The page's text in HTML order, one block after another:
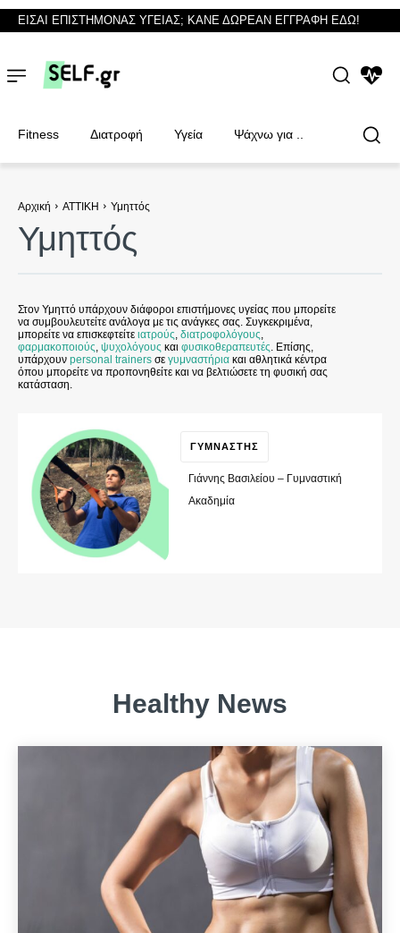
Φυσικοθεραπευτές
Φυσικοθεραπευτές
ΕΙΣΑΙ ΕΠΙΣΤΗΜΟΝΑΣ ΥΓΕΙΑΣ; ΚΑΝΕ ΔΩΡΕΑΝ ΕΓΓΡΑΦΗ ΕΔΩ!
Fitness Διατροφή Υγεία Ψάχνω για ..
Αρχική ΑΤΤΙΚΗ Υμηττός
Υμηττός
Στον Υμηττό υπάρχουν διάφοροι επιστήμονες υγείας που μπορείτε
να συμβουλευτείτε ανάλογα με τις ανάγκες σας. Συγκεκριμένα,
μπορείτε να επισκεφτείτε ιατρούς, διατροφολόγους,
φαρμακοποιούς, ψυχολόγους και φυσικοθεραπευτές. Επίσης,
υπάρχουν personal trainers σε γυμναστήρια και αθλητικά κέντρα
όπου μπορείτε να προπονηθείτε και να βελτιώσετε τη φυσική σας
κατάσταση.
ΓΥΜΝΑΣΤΗΣ
Γιάννης Βασιλείου – Γυμναστική
Ακαδημία
Healthy News